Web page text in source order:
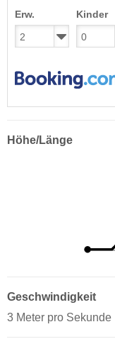
Erw. Kinder
Höhe/Länge
Geschwindigkeit
3 Meter pro Sekunde